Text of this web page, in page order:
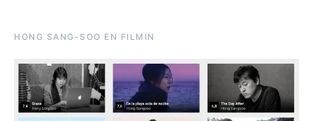
HONG SANG-SOO EN FILMIN